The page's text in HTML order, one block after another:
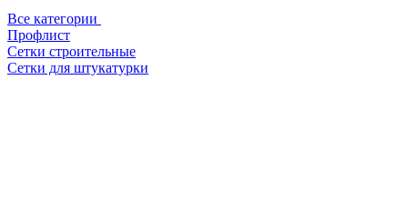
Все категории
Профлист
Сетки строительные
Сетки для штукатурки